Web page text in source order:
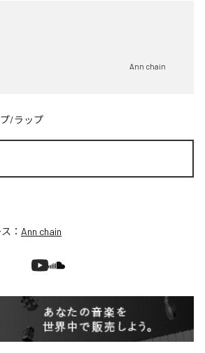
Ann chain
/ラップ
： Ann chain